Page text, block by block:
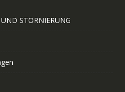
STORNIERUNG